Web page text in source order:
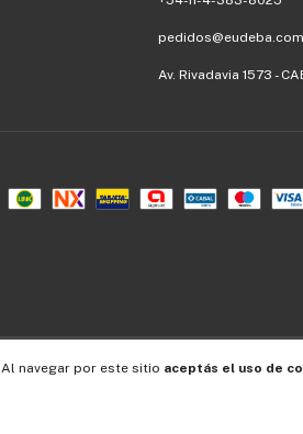
Al navegar por este sitio aceptás el uso de
Av. Rivadavia 1573 -